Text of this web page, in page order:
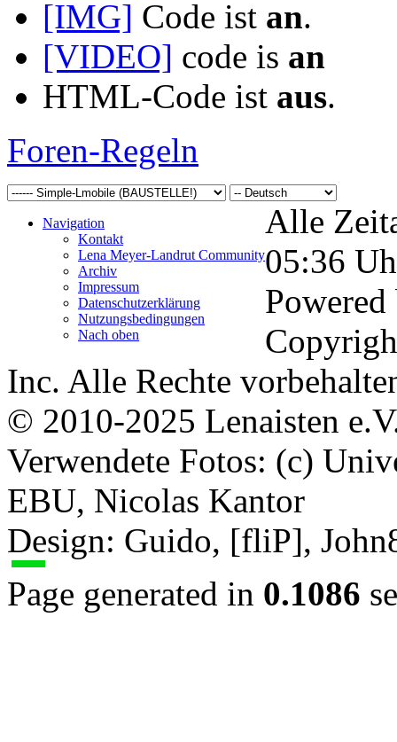
[IMG] Code ist an.
[VIDEO] code is an
HTML-Code ist aus.
Foren-Regeln
Navigation
Kontakt
Lena Meyer-Landrut Community
Archiv
Impressum
Datenschutzerklärung
Nutzungsbedingungen
Nach oben
Alle
05:36
Inc. Alle Rechte
© 2010-2025 Lenaisten
Verwendete Fotos: (c)
EBU, Nicolas Kantor
Design: Guido, [fliP],
Page generated in 0.1086